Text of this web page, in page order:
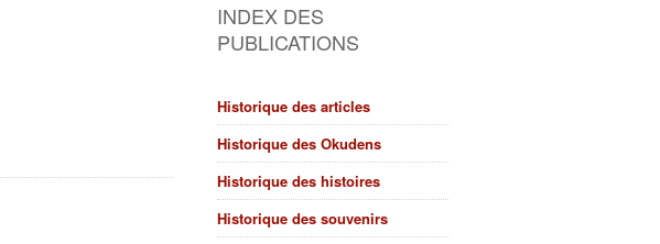
INDEX DES
PUBLICATIONS
Historique des articles
Historique des Okudens
Historique des histoires
Historique des souvenirs